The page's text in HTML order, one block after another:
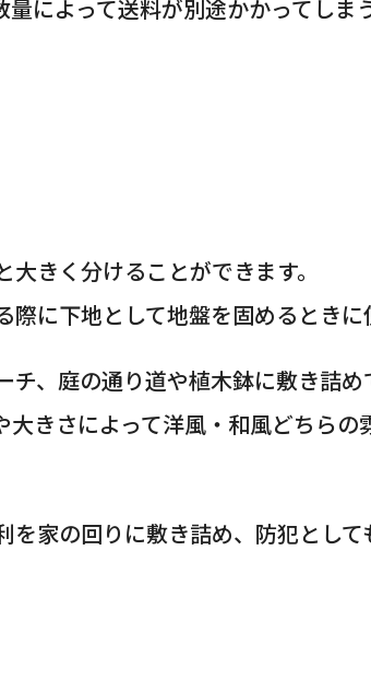
によって送料が別途かかってしま
きく分けることができます。
に下地として地盤を固めるときに
、庭の通り道や植木鉢に敷き詰め
きさによって洋風・和風どちら
家の回りに敷き詰め、防犯として